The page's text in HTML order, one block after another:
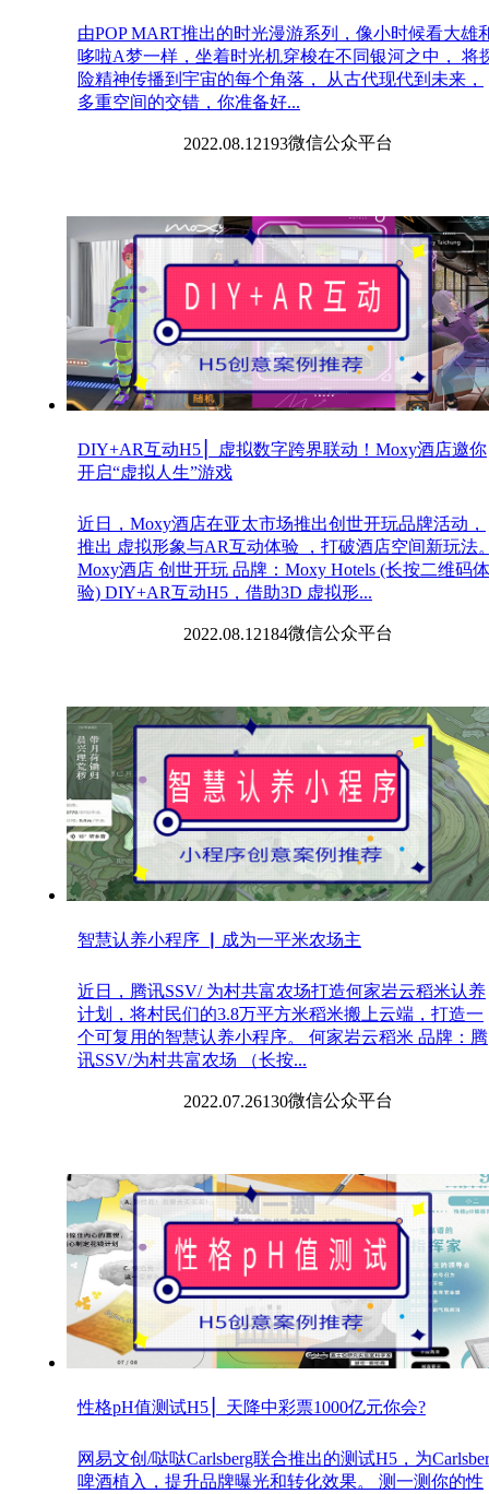
由POP MART推出的时光漫游系列，像小时候看大雄
哆啦A梦一样，坐着时光机穿梭在不同银河之中， 将
险精神传播到宇宙的每个角落， 从古代现代到未来，
多重空间的交错，你准备好...
2022.08.12193微信公众平台
​DIY+AR互动H5 ▏虚拟数字跨界联动！Moxy酒店邀你
开启“虚拟人生”游戏
近日，Moxy酒店在亚太市场推出创世开玩品牌活动，
推出 虚拟形象与AR互动体验 ，打破酒店空间新玩法
Moxy酒店 创世开玩 品牌：Moxy Hotels (长按二维码体
验) DIY+AR互动H5，借助3D 虚拟形...
2022.08.12184微信公众平台
智慧认养小程序 ▏成为一平米农场主
近日，腾讯SSV/ 为村共富农场打造何家岩云稻米认养
计划，将村民们的3.8万平方米稻米搬上云端，打造一
个可复用的智慧认养小程序。 何家岩云稻米 品牌：腾
讯SSV/为村共富农场 （长按...
2022.07.26130微信公众平台
性格pH值测试H5 ▏天降中彩票1000亿元你会?
网易文创/哒哒Carlsberg联合推出的测试H5，为
啤酒植入，提升品牌曝光和转化效果。 测一测你的性